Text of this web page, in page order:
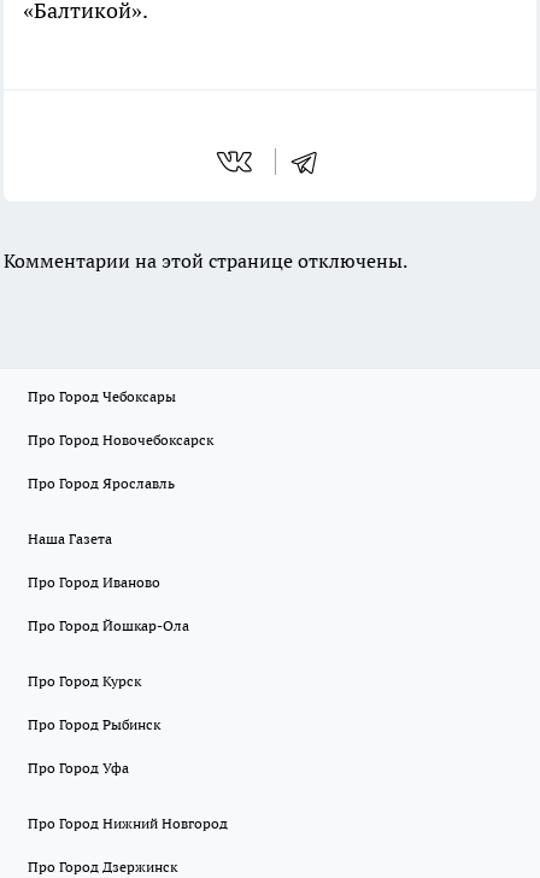
«Балтикой».
Комментарии на этой странице отключены.
Про Город Чебоксары
Про Город Новочебоксарск
Про Город Ярославль
Наша Газета
Про Город Иваново
Про Город Йошкар-Ола
Про Город Курск
Про Город Рыбинск
Про Город Уфа
Про Город Нижний Новгород
Про Город Дзержинск